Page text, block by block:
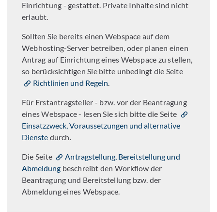
Einrichtung - gestattet. Private Inhalte sind nicht
erlaubt.
Sollten Sie bereits einen Webspace auf dem
Webhosting-Server betreiben, oder planen einen
Antrag auf Einrichtung eines Webspace zu stellen,
so berücksichtigen Sie bitte unbedingt die Seite
Richtlinien und Regeln.
Für Erstantragsteller - bzw. vor der Beantragung
eines Webspace - lesen Sie sich bitte die Seite
Einsatzzweck, Voraussetzungen und alternative
Dienste durch.
Die Seite
Antragstellung, Bereitstellung und
Abmeldung beschreibt den Workflow der
Beantragung und Bereitstellung bzw. der
Abmeldung eines Webspace.